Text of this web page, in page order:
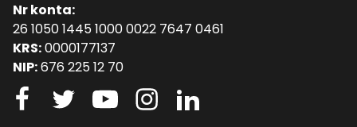
Nr konta:
26 1050 1445 1000 0022 7647 0461
KRS:0000177137
NIP:676 225 12 70